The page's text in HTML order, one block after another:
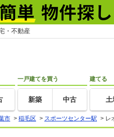
・不動産
一戸建てを買う
新築 中古
建てる
市 > 稲毛区 > スポーツセンター駅 > レ